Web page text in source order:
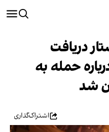
دریافت
حمله به
شد
اشتراک‌گذاری